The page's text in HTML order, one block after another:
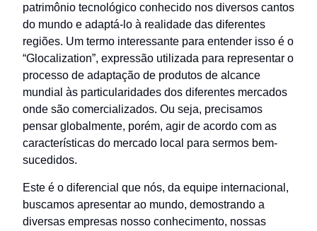
patrimônio tecnológico conhecido nos diversos cantos
do mundo e adaptá-lo à realidade das diferentes
regiões. Um termo interessante para entender isso é o
“Glocalization”, expressão utilizada para representar o
processo de adaptação de produtos de alcance
mundial às particularidades dos diferentes mercados
onde são comercializados. Ou seja, precisamos
pensar globalmente, porém, agir de acordo com as
características do mercado local para sermos bem-
sucedidos.
Este é o diferencial que nós, da equipe internacional,
buscamos apresentar ao mundo, demostrando a
diversas empresas nosso conhecimento, nossas